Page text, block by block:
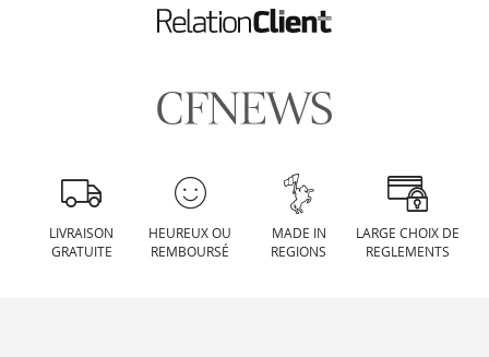
LIVRAISON
GRATUITE
HEUREUX OU
REMBOURSÉ
MADE IN
REGIONS
LARGE CHOIX DE
REGLEMENTS